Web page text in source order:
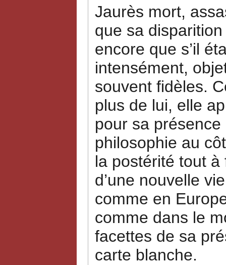
Jaurès mort,
que sa
encore que s’il
intensément,
souvent fidèles.
plus de lui, elle
pour sa présence
philosophie au
la postérité tout
d’une nouvelle
comme en
comme dans le
facettes de sa
carte blanche.